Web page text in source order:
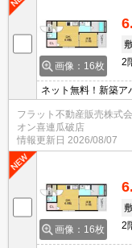
画像：16枚
2
ネット無料！新築ア
フラット不動産販売株式
オン喜連瓜破店
情報更新日 2026/08/07
画像：16枚
2